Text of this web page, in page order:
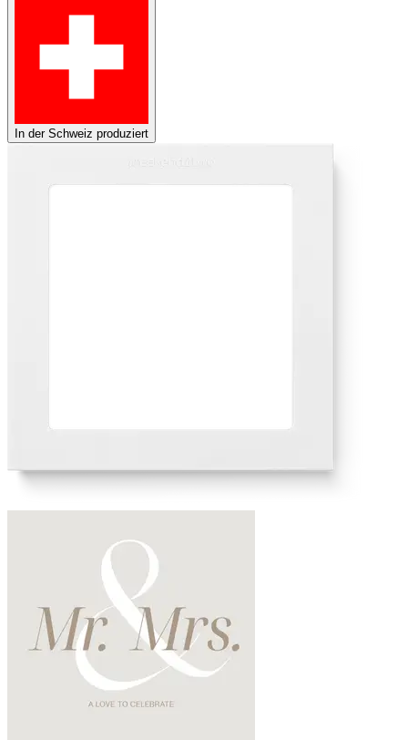
In der Schweiz produziert